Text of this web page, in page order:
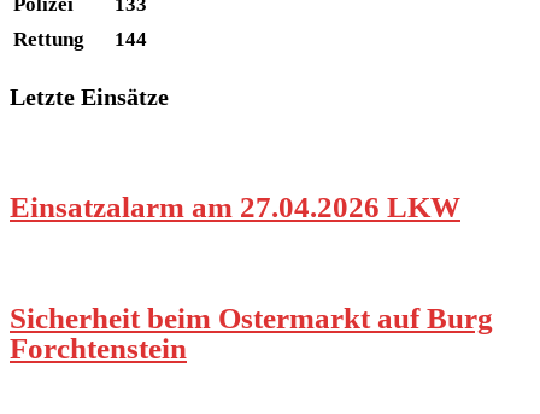
Polizei
133
Rettung
144
Letzte Einsätze
Einsatzalarm am 27.04.2026 LKW
Sicherheit beim Ostermarkt auf Burg
Forchtenstein